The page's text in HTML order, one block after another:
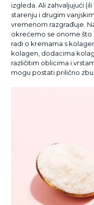
izgleda. Ali zahvaljujući
starenju i drugim
vremenom razgrađuje.
okrećemo se onome što
radi o kremama s
kolagen, dodacima
različitim oblicima i
mogu postati prilično